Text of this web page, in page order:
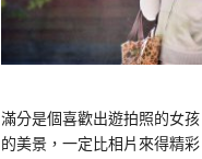
滿分是個喜歡出遊拍照的女
的美景，一定比相片來得精